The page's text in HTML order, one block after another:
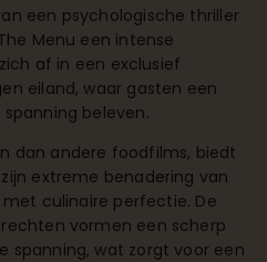
een psychologische thriller
Menu een intense
af in een exclusief
eiland, waar gasten een
beleven.
dan andere foodfilms, biedt
extreme benadering van
culinaire perfectie. De
vormen een scherp
spanning, wat zorgt voor een